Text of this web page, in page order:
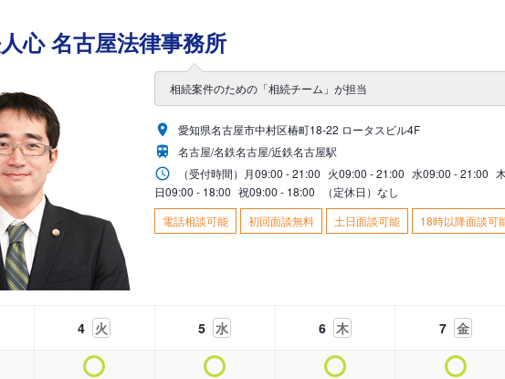
心 名古屋法律事務所
相続案件のための「相続チーム」が担当
愛知県名古屋市中村区椿町18-22 ロータスビル4F
名古屋/名鉄名古屋/近鉄名古屋駅
（受付時間） 月09:00 - 21:00 火09:00 - 21:00 水09:00 - 21:00 木
日09:00 - 18:00 祝09:00 - 18:00
（定休日）なし
電話相談可能
初回面談無料 土日面談可能 18時以降面談可
4 火 5 水 6 木 7 金